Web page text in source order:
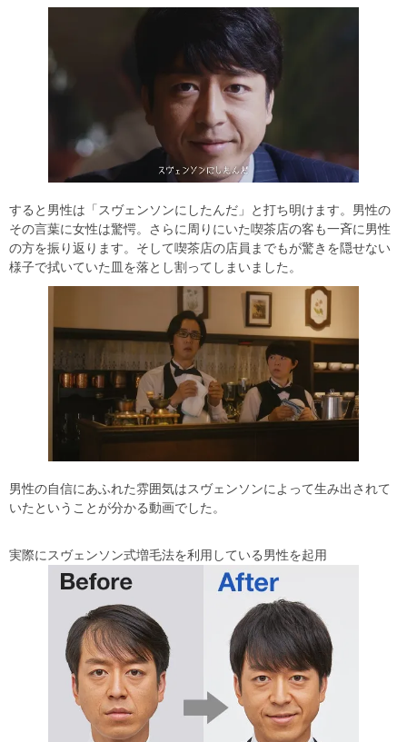
すると男性は「スヴェンソンにしたんだ」と打ち明けます。男性の
その言葉に女性は驚愕。さらに周りにいた喫茶店の客も一斉に男性
の方を振り返ります。そして喫茶店の店員までもが驚きを隠せない
様子で拭いていた皿を落とし割ってしまいました。
男性の自信にあふれた雰囲気はスヴェンソンによって生み出されて
いたということが分かる動画でした。
実際にスヴェンソン式増毛法を利用している男性を起用